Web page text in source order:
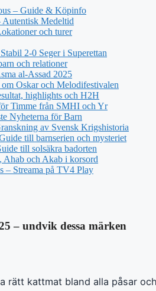
– Guide & Köpinfo
Medeltid
och turer
2-0 Seger i Superettan
och relationer
al-Assad 2025
Oskar och Melodifestivalen
highlights och H2H
Timme från SMHI och Yr
Nyheterna för Barn
av Svensk Krigshistoria
till barnserien och mysteriet
till solsäkra badorten
Ahab och Akab i korsord
– Streama på TV4 Play
– undvik dessa märken
rätt kattmat bland alla påsar